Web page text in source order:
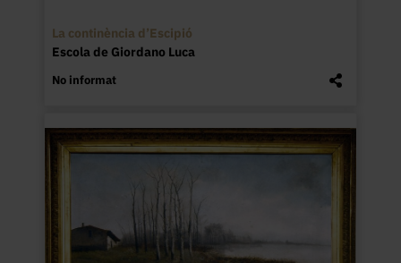
La continència d’Escipió
Escola de Giordano Luca
No informat